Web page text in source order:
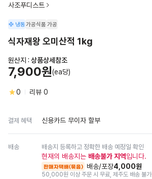
사조푸디스트
냉동가공식품 가공
식자재왕 오미산적 1kg
원산지 : 상품상세참조
7,900원(ea당)
0 리뷰 0
결제 혜택 신용카드 무이자 할부
배송 배송지 등록하고 정확한 배송 예정일 확인
현재의 배송지는 배송불가 지역입니다.
판매자택배(묶음) 배송/포장4,000원
50,000원 이상 주문 시 무료 제주도 배송 불가